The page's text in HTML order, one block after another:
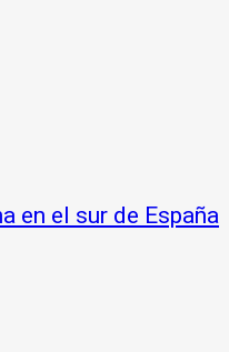
en el sur de España